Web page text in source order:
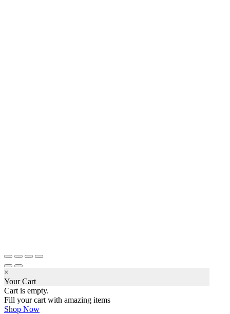
×
Your Cart
Cart is empty.
Fill your cart with amazing items
Shop Now